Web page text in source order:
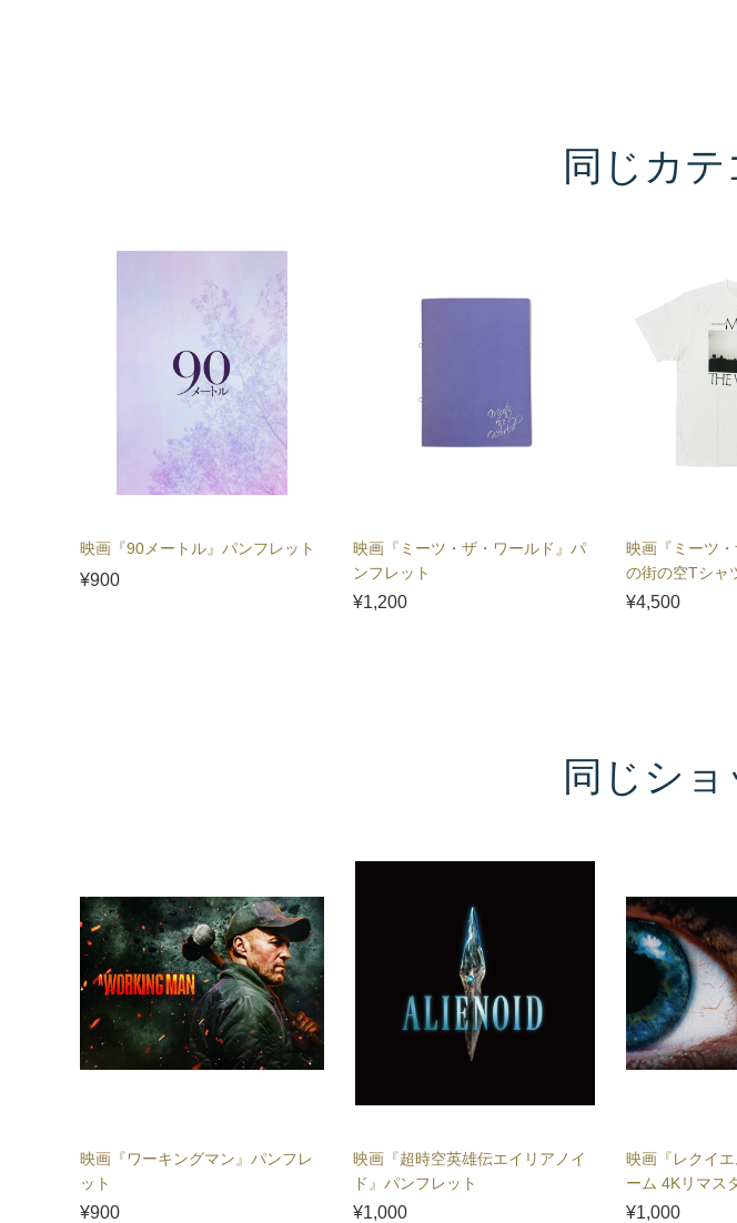
同じカ
映画『90メートル』パンフレット
¥900
映画『ミーツ・ザ・ワールド』パ
ンフレット
¥1,200
映画『ミーツ
の街の空Tシャ
¥4,500
同じシ
映画『ワーキングマン』パンフレ
ット
¥900
映画『超時空英雄伝エイリアノイ
ド』パンフレット
¥1,000
映画『レクイ
ーム 4Kリマス
ト
¥1,000